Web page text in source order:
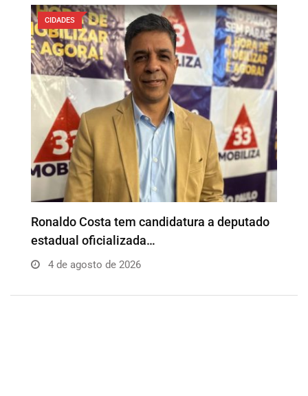
CIDADES
Além da Influência reúne empresários e
profissionais para…
4 de agosto de 2026